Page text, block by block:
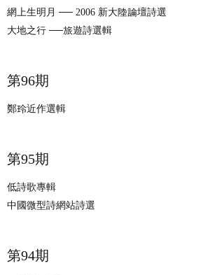
網上生明月 ── 2006 新大陸論壇詩選
大地之行 ──旅遊詩選輯
​​第96期
鄭玲近作選輯
​​第95期
低詩歌專輯
中國微型詩網站詩選
​第94期